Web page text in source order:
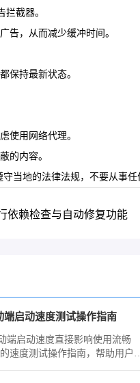
拦截器。
告，从而减少缓冲时间。
保持最新状态。
使用网络代理。
的内容。
当地的法律法规，不要从事任
依赖检查与自动修复功能
端启动速度测试操作指南
端启动速度直接影响使用流畅
速度测试操作指南，帮助用户评